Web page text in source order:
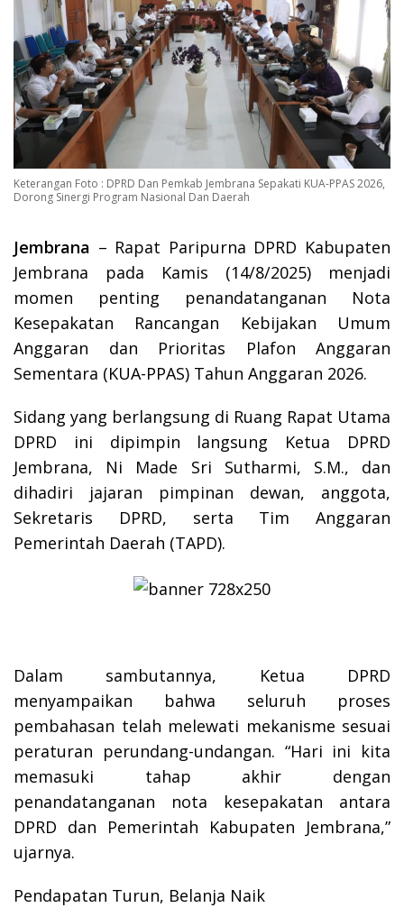
Keterangan Foto : DPRD Dan Pemkab Jembrana Sepakati KUA-PPAS 2026,
Dorong Sinergi Program Nasional Dan Daerah
Jembrana – Rapat Paripurna DPRD Kabupaten
Jembrana pada Kamis (14/8/2025) menjadi
momen penting penandatanganan Nota
Kesepakatan Rancangan Kebijakan Umum
Anggaran dan Prioritas Plafon Anggaran
Sementara (KUA-PPAS) Tahun Anggaran 2026.
Sidang yang berlangsung di Ruang Rapat Utama
DPRD ini dipimpin langsung Ketua DPRD
Jembrana, Ni Made Sri Sutharmi, S.M., dan
dihadiri jajaran pimpinan dewan, anggota,
Sekretaris DPRD, serta Tim Anggaran
Pemerintah Daerah (TAPD).
Dalam sambutannya, Ketua DPRD
menyampaikan bahwa seluruh proses
pembahasan telah melewati mekanisme sesuai
peraturan perundang-undangan. “Hari ini kita
memasuki tahap akhir dengan
penandatanganan nota kesepakatan antara
DPRD dan Pemerintah Kabupaten Jembrana,”
ujarnya.
Pendapatan Turun, Belanja Naik